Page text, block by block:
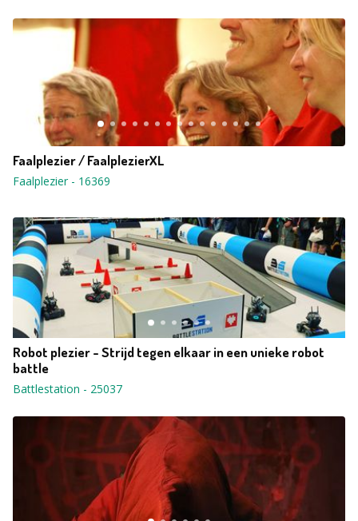
Faalplezier / FaalplezierXL
Faalplezier- 16369
Robot plezier - Strijd tegen elkaar in een unieke robot
battle
Battlestation - 25037